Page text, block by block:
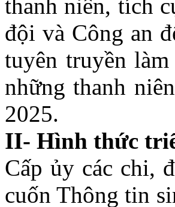
thanh niên, tích
đội và Công an
tuyên truyền
những thanh
2025.
II- Hình thức
Cấp ủy các chi,
cuốn Thông tin